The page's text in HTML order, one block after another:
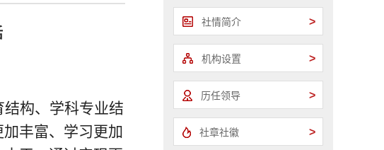
构、学科专业结
丰富、学习更加
社情简介 >
机构设置 >
历任领导 >
社章社徽 >